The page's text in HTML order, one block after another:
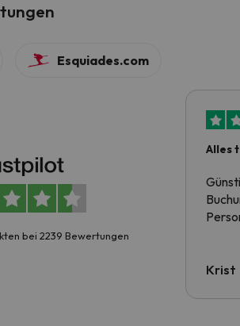
Esquiades.com
bei 2239 Bewertungen
Alles
Krist